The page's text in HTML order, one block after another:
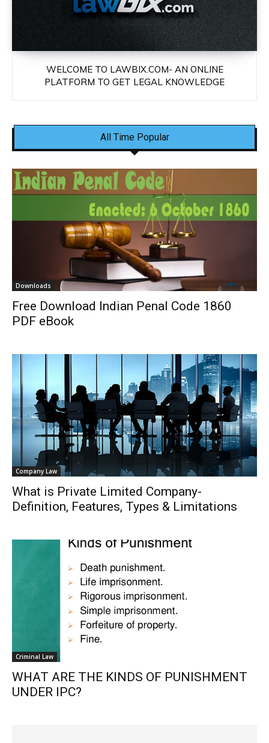
WELCOME TO LAWBIX.COM- AN ONLINE
PLATFORM TO GET LEGAL KNOWLEDGE
All Time Popular
Downloads
Free Download Indian Penal Code 1860
PDF eBook
Company Law
What is Private Limited Company-
Definition, Features, Types & Limitations
Criminal Law
WHAT ARE THE KINDS OF PUNISHMENT
UNDER IPC?